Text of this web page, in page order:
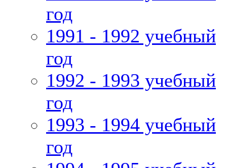
год
1991 - 1992 учебный
год
1992 - 1993 учебный
год
1993 - 1994 учебный
год